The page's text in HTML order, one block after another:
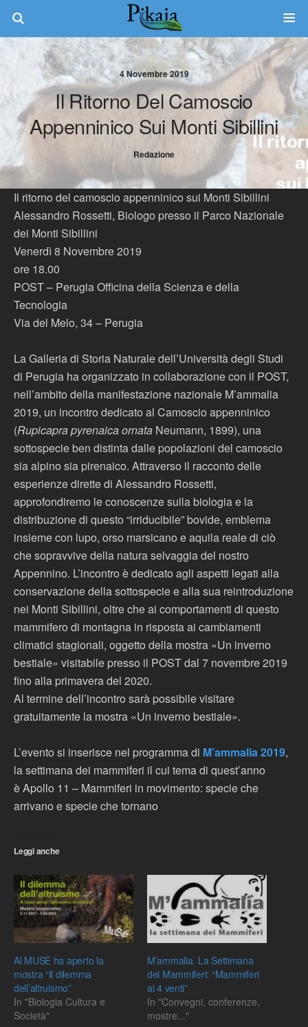
4 Novembre 2019
Il Ritorno Del Camoscio
Appenninico Sui Monti Sibillini
Redazione
Il ritorno del camoscio appenninico sui Monti Sibillini
Alessandro Rossetti, Biologo presso il Parco Nazionale
dei Monti Sibillini
Venerdì 8 Novembre 2019
ore 18.00
POST – Perugia Officina della Scienza e della
Tecnologia
Via del Melo, 34 – Perugia
La Galleria di Storia Naturale dell’Università degli Studi
di Perugia ha organizzato in collaborazione con il POST,
nell’ambito della manifestazione nazionale M’ammalia
2019, un incontro dedicato al Camoscio appenninico
(Rupicapra pyrenaica ornata Neumann, 1899), una
sottospecie ben distinta dalle popolazioni del camoscio
sia alpino sia pirenaico. Attraverso il racconto delle
esperienze dirette di Alessandro Rossetti,
approfondiremo le conoscenze sulla biologia e la
distribuzione di questo “irriducibile” bovide, emblema
insieme con lupo, orso marsicano e aquila reale di ciò
che sopravvive della natura selvaggia del nostro
Appennino. L’incontro è dedicato agli aspetti legati alla
conservazione della sottospecie e alla sua reintroduzione
nei Monti Sibillini, oltre che ai comportamenti di questo
mammifero di montagna in risposta ai cambiamenti
climatici stagionali, oggetto della mostra «Un inverno
bestiale» visitabile presso il POST dal 7 novembre 2019
fino alla primavera del 2020.
Al termine dell’incontro sarà possibile visitare
gratuitamente la mostra «Un inverno bestiale».
L’evento si inserisce nel programma di M’ammalia 2019,
la settimana dei mammiferi il cui tema di quest’anno
è Apollo 11 – Mammiferi in movimento: specie che
arrivano e specie che tornano
Leggi anche
Al MUSE ha aperto la
mostra “Il dilemma
dell’altruismo”
In "Biologia Cultura e
Società"
M’ammalia. La Settimana
dei Mammiferi: “Mammiferi
ai 4 venti”
In "Convegni, conferenze,
mostre..."